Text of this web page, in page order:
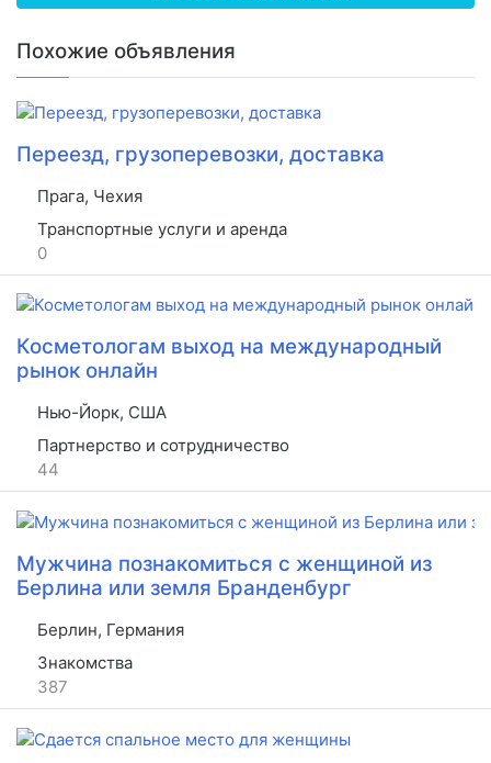
Похожие объявления
Переезд, грузоперевозки, доставка
Прага, Чехия
Транспортные услуги и аренда
0
Косметологам выход на международный
рынок онлайн
Нью-Йорк, США
Партнерство и сотрудничество
44
Мужчина познакомиться с женщиной из
Берлина или земля Бранденбург
Берлин, Германия
Знакомства
387